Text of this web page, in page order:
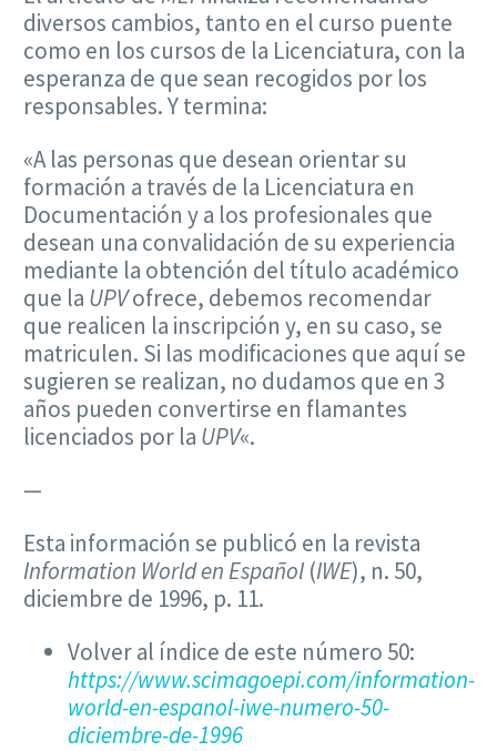
diversos cambios, tanto en el curso puente
como en los cursos de la Licenciatura, con la
esperanza de que sean recogidos por los
responsables. Y termina:
«A las personas que desean orientar su
formación a través de la Licenciatura en
Documentación y a los profesionales que
desean una convalidación de su experiencia
mediante la obtención del título académico
que la UPVofrece, debemos recomendar
que realicen la inscripción y, en su caso, se
matriculen. Si las modificaciones que aquí se
sugieren se realizan, no dudamos que en 3
años pueden convertirse en flamantes
licenciados por la UPV«.
—
Esta información se publicó en la revista
Information World en Español (IWE), n. 50,
diciembre de 1996, p. 11.
Volver al índice de este número 50:
https://www.scimagoepi.com/information-
world-en-espanol-iwe-numero-50-
diciembre-de-1996